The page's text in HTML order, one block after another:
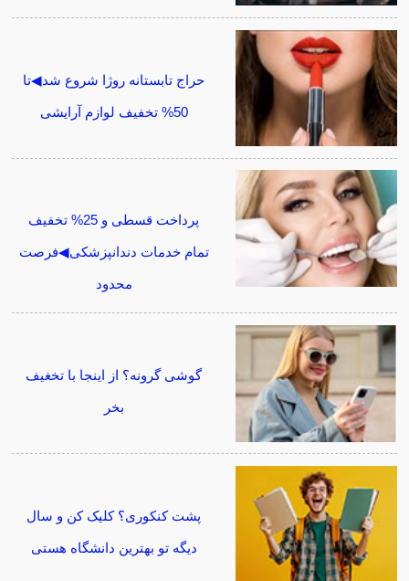
حراج تابستانه روژا شروع شد◀تا
50% تخفیف لوازم آرایشی
پرداخت قسطی و 25% تخفیف
تمام خدمات دندانپزشکی◀فرصت
محدود
گوشی گرونه؟ از اینجا با تخغیف
بخر
پشت کنکوری؟ کلیک کن و سال
دیگه تو بهترین دانشگاه هستی